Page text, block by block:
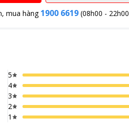
tiên tiến,
mua hàng 1900 6619 (08h00 -
5
4
3
2
1